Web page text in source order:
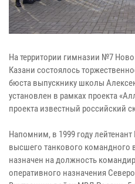
На территории гимназии №7
Казани состоялось
бюста выпускнику школы
установлен в рамках проекта
проекта известный российский
Напомним, в 1999 году
высшего танкового командного
назначен на должность
оперативного назначения